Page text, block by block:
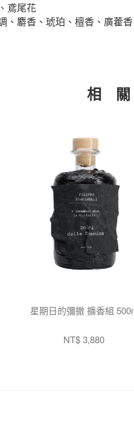
鳶尾花
、麝香、琥珀、檀香、廣藿
相
星期日的彌撒 擴香組
NT$ 3,880